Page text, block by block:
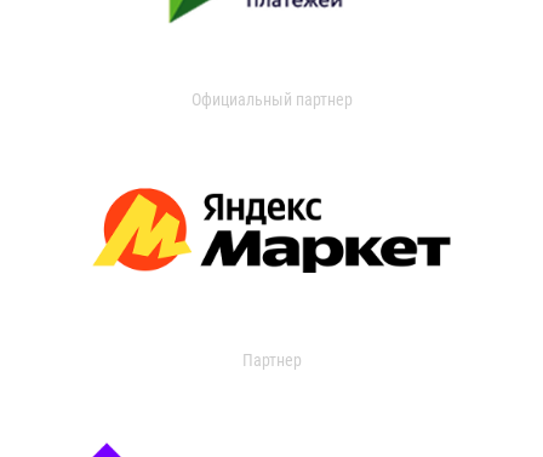
Официальный партнер
Партнер